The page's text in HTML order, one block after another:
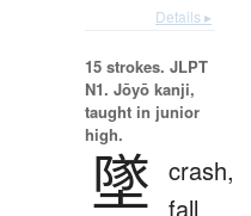
Details ▸
15 strokes. JLPT
N1. Jōyō kanji,
taught in junior
high.
墜 crash,
fall